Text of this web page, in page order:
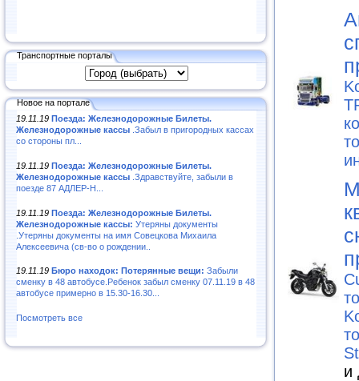
Транспортные порталы
Новое на портале
19.11.19 Поезда: Железнодорожные Билеты.
Железнодорожные кассы .Забыл в пригородных кассах
со стороны пл...
19.11.19 Поезда: Железнодорожные Билеты.
Железнодорожные кассы .Здравствуйте, забыли в
поезде 87 АДЛЕР-Н...
19.11.19 Поезда: Железнодорожные Билеты.
Железнодорожные кассы: Утеряны документы
.Утеряны документы на имя Совецкова Михаила
Алексеевича (св-во о рождении..
19.11.19 Бюро находок: Потерянные вещи: Забыли
сменку в 48 автобусе.Ребенок забыл сменку 07.11.19 в 48
автобусе примерно в 15.30-16.30...
Посмотреть все
и